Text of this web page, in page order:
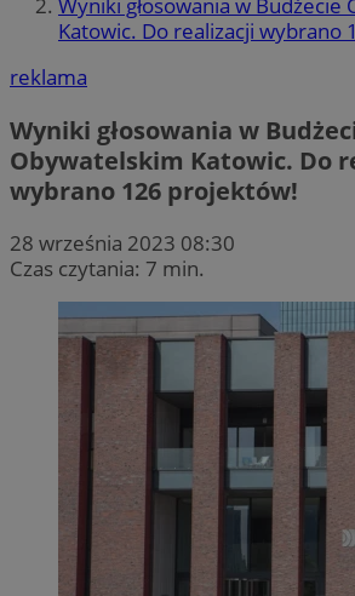
Wyniki głosowania w Budżecie
Katowic. Do realizacji wybrano
reklama
Wyniki głosowania w
Obywatelskim Katowic. Do
wybrano 126 projektów!
28 września 2023 08:30
Czas czytania: 7 min.